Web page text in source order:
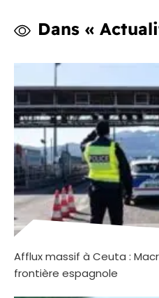
Dans «
Afflux massif à Ceuta :
frontière espagnole